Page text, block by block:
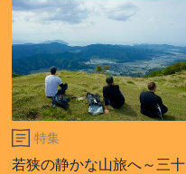
特集
若狭の静かな山旅へ～三十